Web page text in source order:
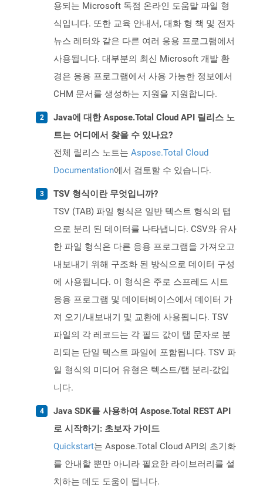
용되는 Microsoft 독점 온라인 도움말 파일 형
식입니다. 또한 교육 안내서, 대화 형 책 및 전자
뉴스 레터와 같은 다른 여러 응용 프로그램에서
사용됩니다. 대부분의 최신 Microsoft 개발 환
경은 응용 프로그램에서 사용 가능한 정보에서
CHM 문서를 생성하는 지원을 지원합니다.
Java에 대한 Aspose.Total Cloud API 릴리스 노
트는 어디에서 찾을 수 있나요?
전체 릴리스 노트는 Aspose.Total Cloud
Documentation에서 검토할 수 있습니다.
TSV 형식이란 무엇입니까?
TSV (TAB) 파일 형식은 일반 텍스트 형식의 탭
으로 분리 된 데이터를 나타냅니다. CSV와 유사
한 파일 형식은 다른 응용 프로그램을 가져오고
내보내기 위해 구조화 된 방식으로 데이터 구성
에 사용됩니다. 이 형식은 주로 스프레드 시트
응용 프로그램 및 데이터베이스에서 데이터 가
져 오기/내보내기 및 교환에 사용됩니다. TSV
파일의 각 레코드는 각 필드 값이 탭 문자로 분
리되는 단일 텍스트 파일에 포함됩니다. TSV 파
일 형식의 미디어 유형은 텍스트/탭 분리-값입
니다.
Java SDK를 사용하여 Aspose.Total REST API
로 시작하기: 초보자 가이드
Quickstart는 Aspose.Total Cloud API의 초기화
를 안내할 뿐만 아니라 필요한 라이브러리를 설
치하는 데도 도움이 됩니다.